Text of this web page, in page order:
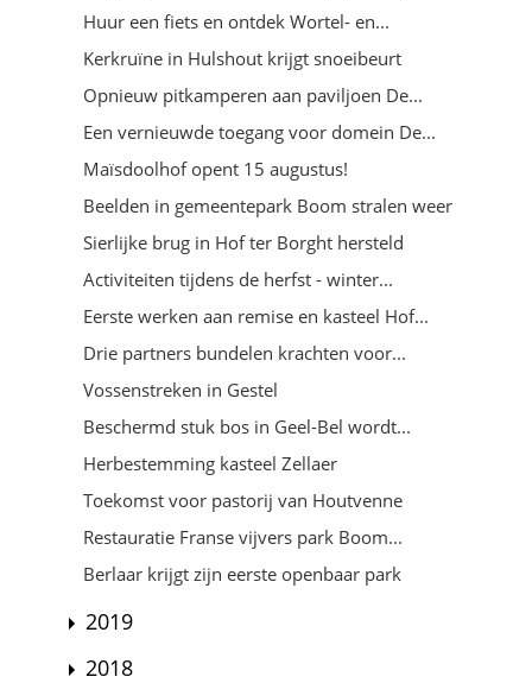
Huur een fiets en ontdek Wortel- en...
Kerkruïne in Hulshout krijgt snoeibeurt
Opnieuw pitkamperen aan paviljoen De...
Een vernieuwde toegang voor domein De...
Maïsdoolhof opent 15 augustus!
Beelden in gemeentepark Boom stralen weer
Sierlijke brug in Hof ter Borght hersteld
Activiteiten tijdens de herfst - winter...
Eerste werken aan remise en kasteel Hof...
Drie partners bundelen krachten voor...
Vossenstreken in Gestel
Beschermd stuk bos in Geel-Bel wordt...
Herbestemming kasteel Zellaer
Toekomst voor pastorij van Houtvenne
Restauratie Franse vijvers park Boom...
Berlaar krijgt zijn eerste openbaar park
2019
2018